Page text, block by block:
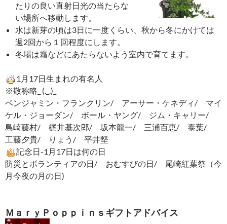
たりの良い直射日光の当たらな
い場所へ移動します。
水は新芽の頃は3日に一度くらい、秋から冬にかけては
週2回から１回程度にします。
冬場は霜などにあたらないよう室内で育てます。
1月17日生まれの有名人
※敬称略_ (._.)_
ベンジャミン・フランクリン/ アーサー・ケネディ/ マイ
ケル・ジョーダン/ ボール・ヤング/ ジム・キャリー/
島崎藤村/ 梶井基次郎/ 坂本龍一/ 三浦百恵/ 泰葉/
工藤夕貴/ りょう/ 平井堅
記念日-1月17日は何の日
防災とボランティアの日/ おむすびの日/ 尾崎紅葉祭（今
月今夜の月の日)
ＭａｒｙＰｏｐｐｉｎｓギフトアドバイス